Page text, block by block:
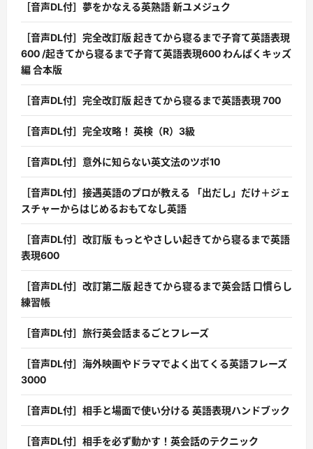
［音声DL付］夢をかなえる英熟語 新ユメジュク
［音声DL付］完全改訂版 起きてから寝るまで子育て英語表現
600 /起きてから寝るまで子育て英語表現600 わんぱくキッズ
編 合本版
［音声DL付］完全改訂版 起きてから寝るまで英語表現 700
［音声DL付］完全攻略！ 英検（R）3級
［音声DL付］意外に知らない英文法のツボ10
［音声DL付］接遇英語のプロが教える 「出だし」だけ＋ジェ
スチャーからはじめるおもてなし英語
［音声DL付］改訂版 もっとやさしい起きてから寝るまで英語
表現600
［音声DL付］改訂第二版 起きてから寝るまで英会話 口慣らし
練習帳
［音声DL付］旅行英会話まるごとフレーズ
［音声DL付］海外映画やドラマでよく出てくる英語フレーズ
3000
［音声DL付］相手と場面で使い分ける 英語表現ハンドブック
［音声DL付］相手を必ず動かす！英会話のテクニック